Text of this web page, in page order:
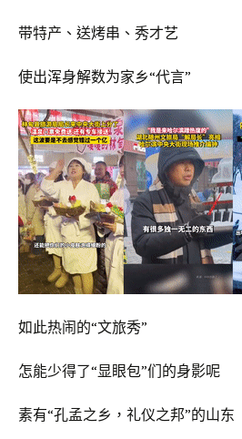
带特产、送烤串、秀才艺
使出浑身解数为家乡“代言”
如此热闹的“文旅秀”
怎能少得了“显眼包”们的身影呢
素有“孔孟之乡，礼仪之邦”的山东